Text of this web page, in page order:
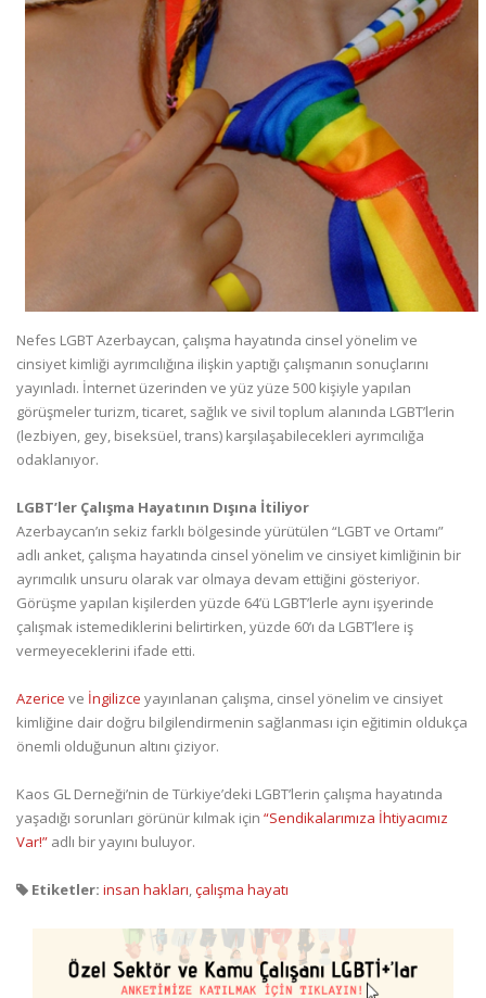
Nefes LGBT Azerbaycan, çalışma hayatında cinsel yönelim ve
cinsiyet kimliği ayrımcılığına ilişkin yaptığı çalışmanın sonuçlarını
yayınladı. İnternet üzerinden ve yüz yüze 500 kişiyle yapılan
görüşmeler turizm, ticaret, sağlık ve sivil toplum alanında LGBT’lerin
(lezbiyen, gey, biseksüel, trans) karşılaşabilecekleri ayrımcılığa
odaklanıyor.
LGBT’ler Çalışma Hayatının Dışına İtiliyor
Azerbaycan’ın sekiz farklı bölgesinde yürütülen “LGBT ve Ortamı”
adlı anket, çalışma hayatında cinsel yönelim ve cinsiyet kimliğinin bir
ayrımcılık unsuru olarak var olmaya devam ettiğini gösteriyor.
Görüşme yapılan kişilerden yüzde 64’ü LGBT’lerle aynı işyerinde
çalışmak istemediklerini belirtirken, yüzde 60’ı da LGBT’lere iş
vermeyeceklerini ifade etti.
Azerice ve İngilizce yayınlanan çalışma, cinsel yönelim ve cinsiyet
kimliğine dair doğru bilgilendirmenin sağlanması için eğitimin oldukça
önemli olduğunun altını çiziyor.
Kaos GL Derneği’nin de Türkiye’deki LGBT’lerin çalışma hayatında
yaşadığı sorunları görünür kılmak için “Sendikalarımıza İhtiyacımız
Var!” adlı bir yayını buluyor.
Etiketler: insan hakları,çalışma hayatı